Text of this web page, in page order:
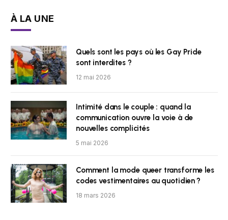
À LA UNE
Quels sont les pays où les Gay Pride
sont interdites ?
12 mai 2026
Intimité dans le couple : quand la
communication ouvre la voie à de
nouvelles complicités
5 mai 2026
Comment la mode queer transforme les
codes vestimentaires au quotidien ?
18 mars 2026